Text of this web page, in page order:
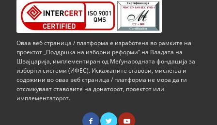
Оваа веб страница / платформа е изработена во рамките на
проектот „Поддршка на изборни реформи” на Владата на
Швајцарија, имплементиран од Меѓународната фондација за
изборни системи (ИФЕС). Искажаните ставови, мислења и
содржини во оваа веб страница / платформа не мора да ги
отсликуваат ставовите на донаторот, проектот или
имплементаторот.